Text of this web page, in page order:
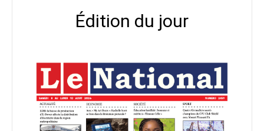
Édition du jour